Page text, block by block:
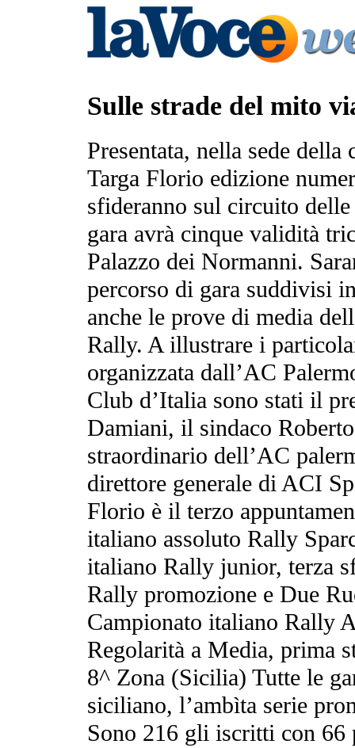
Sulle strade del mito
Presentata, nella sede
Targa Florio edizione
sfideranno sul circuito
gara avrà cinque validità
Palazzo dei Normanni.
percorso di gara suddivisi
anche le prove di media
Rally. A illustrare i
organizzata dall’AC
Club d’Italia sono stati il
Damiani, il sindaco
straordinario dell’AC
direttore generale di ACI
Florio è il terzo
italiano assoluto Rally
italiano Rally junior, terza
Rally promozione e Due
Campionato italiano Rally
Regolarità a Media, prima
8^ Zona (Sicilia) Tutte le
siciliano, l’ambìta serie
Sono 216 gli iscritti con 66